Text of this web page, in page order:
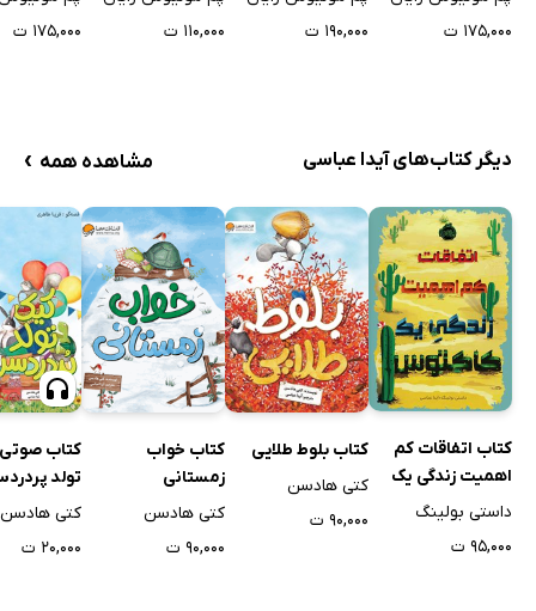
۱۷۵,۰۰۰ ت
۱۹۰,۰۰۰ ت
۱۱۰,۰۰۰ ت
۱۷۵,۰۰۰ ت
دیگر کتاب‌های آیدا عباسی مشاهده همه ›
کتاب اتفاقات کم
اهمیت زندگی یک
کاکتوس
داستی بولینگ
۹۵,۰۰۰ ت
کتاب بلوط طلایی
کتی هادسن
۹۰,۰۰۰ ت
کتاب خواب
زمستانی
کتی هادسن
۹۰,۰۰۰ ت
کتاب
تولد
کتی هادسن
۲۰,۰۰۰ ت